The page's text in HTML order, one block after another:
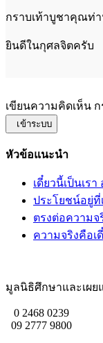
กราบเท้าบูชาคุณท่า
ยินดีในกุศลจิตครับ
เขียนความคิดเห็น
เข้าระบบ
หัวข้อแนะนำ
เดี๋ยวนี้เป็นเร
ประโยชน์อยู่ที่
ตรงต่อความ
ความจริงคือเ
มูลนิธิศึกษาและเผ
0 2468 0239
09 2777 9800